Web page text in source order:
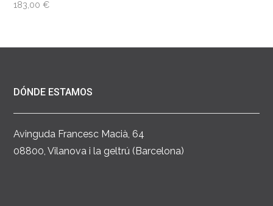
183,00€
DÓNDE ESTAMOS
Avinguda Francesc Macià, 64
08800, Vilanova i la geltrú (Barcelona)